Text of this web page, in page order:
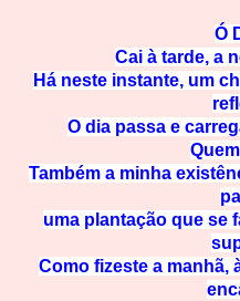
Ó
Cai à tarde, a
Há neste instante, um
O dia passa e
Também a minha
uma plantação que se
Como fizeste a manhã,